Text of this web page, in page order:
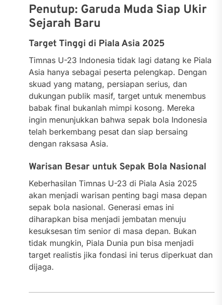
Penutup: Garuda Muda Siap Ukir
Sejarah Baru
Target Tinggi di Piala Asia 2025
Timnas U-23 Indonesia tidak lagi datang ke Piala
Asia hanya sebagai peserta pelengkap. Dengan
skuad yang matang, persiapan serius, dan
dukungan publik masif, target untuk menembus
babak final bukanlah mimpi kosong. Mereka
ingin menunjukkan bahwa sepak bola Indonesia
telah berkembang pesat dan siap bersaing
dengan raksasa Asia.
Warisan Besar untuk Sepak Bola Nasional
Keberhasilan Timnas U-23 di Piala Asia 2025
akan menjadi warisan penting bagi masa depan
sepak bola nasional. Generasi emas ini
diharapkan bisa menjadi jembatan menuju
kesuksesan tim senior di masa depan. Bukan
tidak mungkin, Piala Dunia pun bisa menjadi
target realistis jika fondasi ini terus diperkuat dan
dijaga.